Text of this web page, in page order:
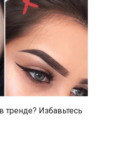
тренде? Избавьтесь